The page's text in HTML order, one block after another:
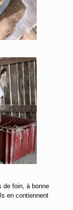
de foin, à bonne
en contiennent